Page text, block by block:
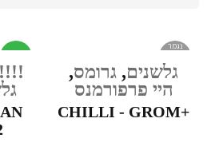
נגמר
גלשנים, גרומס,
היי פרפורמנס
+CHILLI - GROM
!!!!SALEEEE